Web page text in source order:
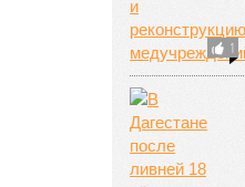
1